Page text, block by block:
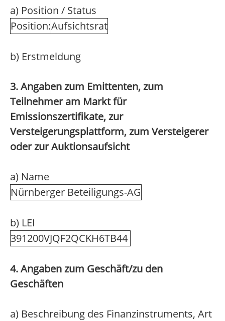
a) Position / Status
Position:Aufsichtsrat
b) Erstmeldung
3. Angaben zum Emittenten, zum
Teilnehmer am Markt für
Emissionszertifikate, zur
Versteigerungsplattform, zum Versteigerer
oder zur Auktionsaufsicht
a) Name
Nürnberger Beteiligungs-AG
b) LEI
391200VJQF2QCKH6TB44
4. Angaben zum Geschäft/zu den
Geschäften
a) Beschreibung des Finanzinstruments, Art